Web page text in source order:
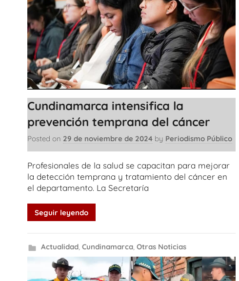
Cundinamarca intensifica la
prevención temprana del cáncer
Posted on 29 de noviembre de 2024 by Periodismo Público
Profesionales de la salud se capacitan para mejorar
la detección temprana y tratamiento del cáncer en
el departamento. La Secretaría
Seguir leyendo
Actualidad, Cundinamarca, Otras Noticias